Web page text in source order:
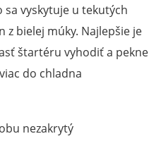
sa vyskytuje u tekutých
z bielej múky. Najlepšie je
štartéru vyhodiť a pekne
do chladna
nezakrytý